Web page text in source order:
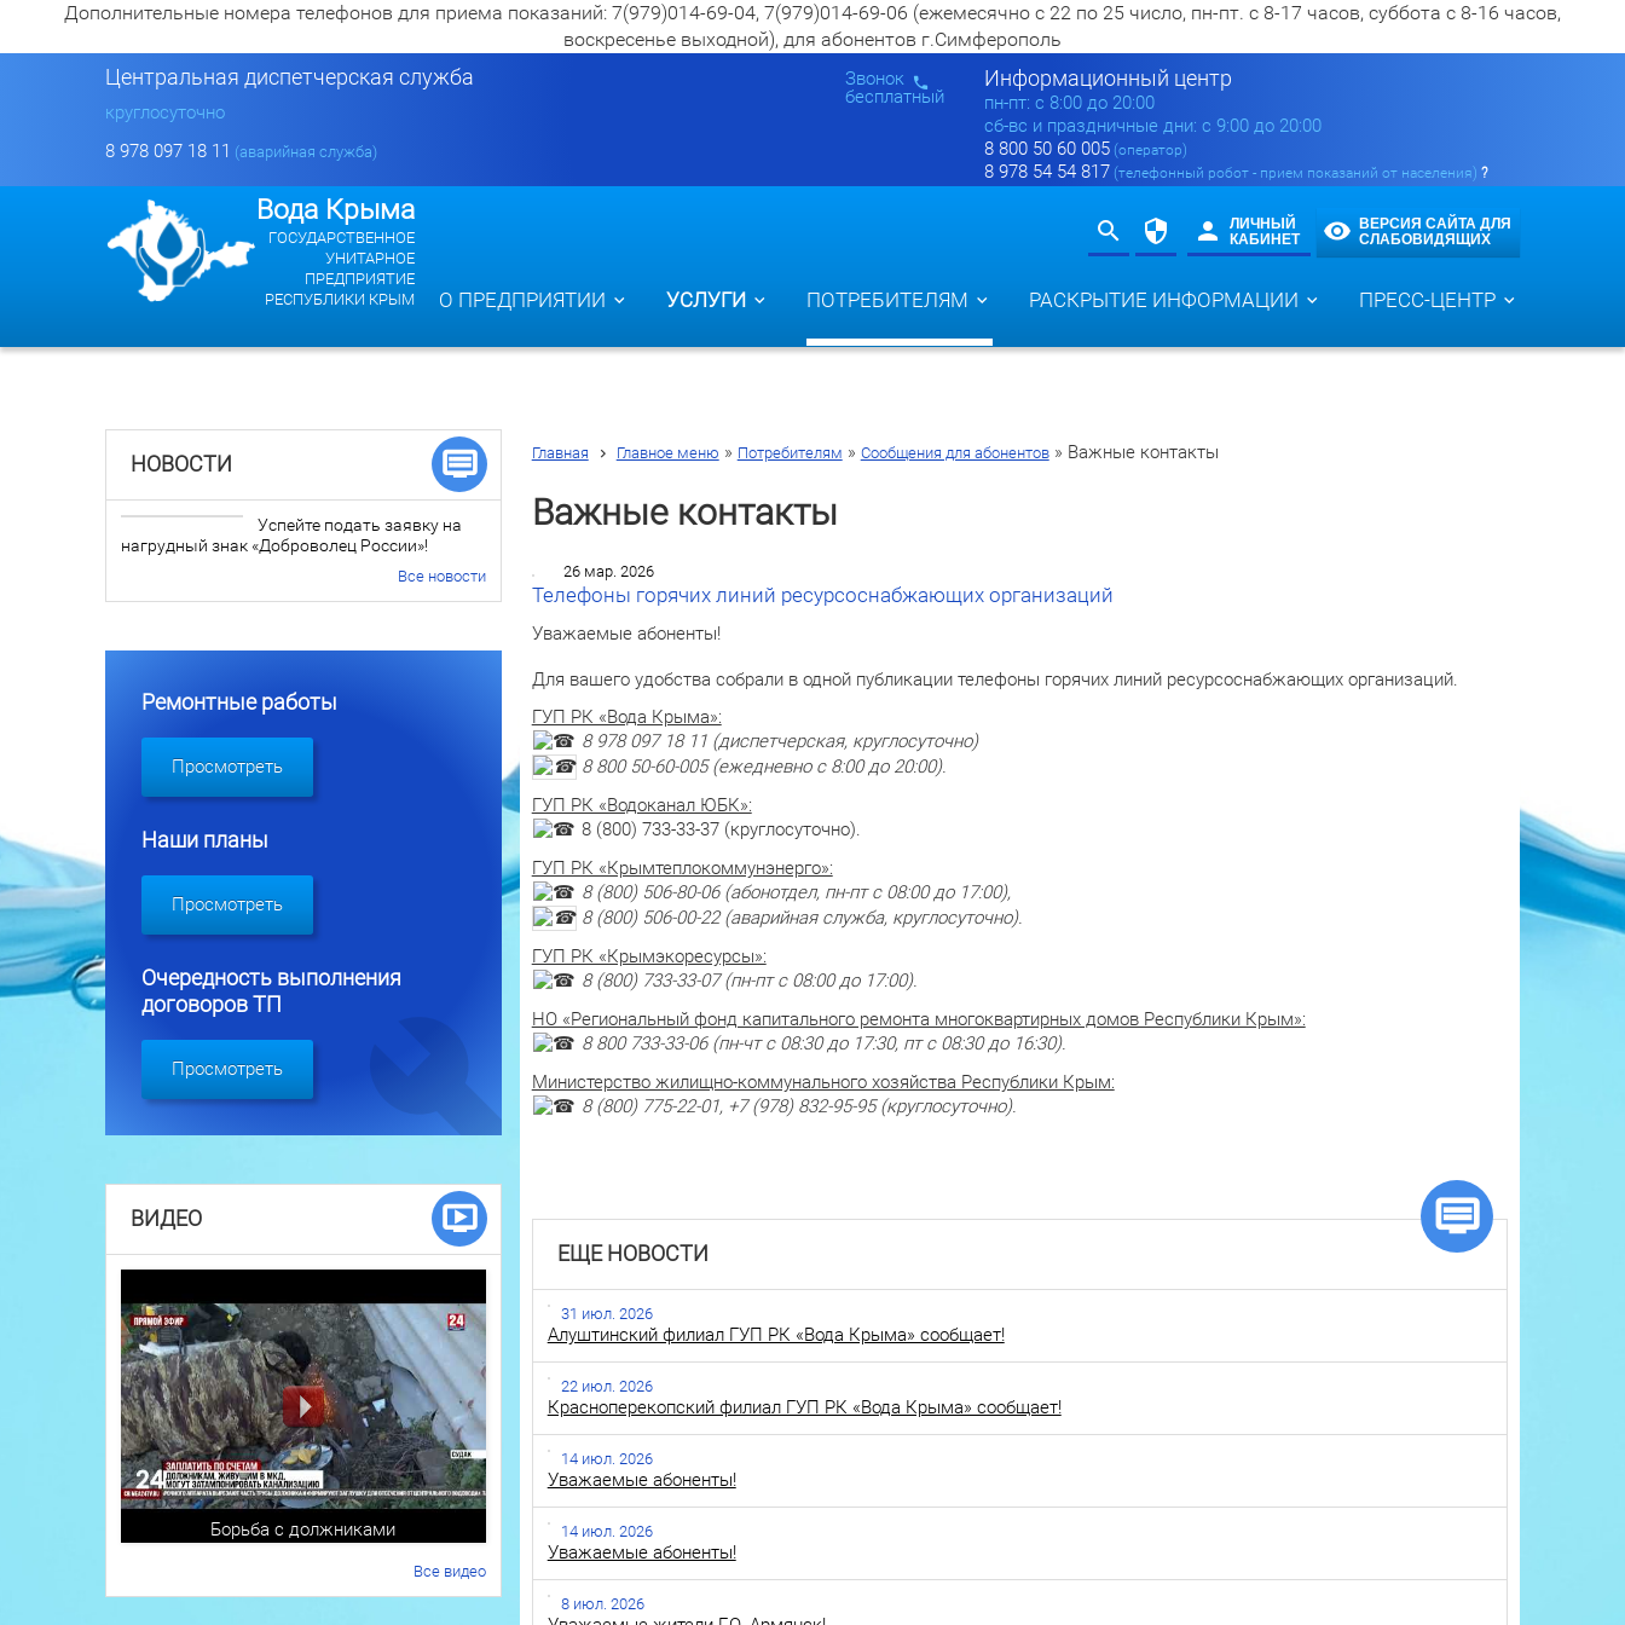
Дополнительные номера телефонов для приема показаний: 7(979)014-69-04, 7(979)014-69-06 (ежемесячно с 22 по 25 число, пн-пт. с 8-17 часов, суббота с 8-16 часов,
воскресенье выходной), для абонентов г.Симферополь
Информационный центр
пн-пт: c 8:00 до 20:00
сб-вс и праздничные дни: с 9:00 до 20:00
8 800 50 60 005 (оператор)
8 978 54 54 817 (телефонный робот - прием показаний от населения) ?
Звонок
бесплатный
Центральная диспетчерская служба
круглосуточно
8 978 097 18 11 (аварийная служба)
Вода Крыма
ГОСУДАРСТВЕННОЕ
УНИТАРНОЕ
ПРЕДПРИЯТИЕ
РЕСПУБЛИКИ КРЫМ
ЛИЧНЫЙ
КАБИНЕТ
ВЕРСИЯ САЙТА ДЛЯ
СЛАБОВИДЯЩИХ
О ПРЕДПРИЯТИИ УСЛУГИ ПОТРЕБИТЕЛЯМ РАСКРЫТИЕ ИНФОРМАЦИИ ПРЕСС-ЦЕНТР
Главная Главное меню » Потребителям » Сообщения для абонентов» Важные контакты
Важные контакты
26 мар. 2026
Телефоны горячих линий ресурсоснабжающих организаций
Уважаемые абоненты!
Для вашего удобства собрали в одной публикации телефоны горячих линий ресурсоснабжающих организаций.
ГУП РК «Вода Крыма»:
8 978 097 18 11 (диспетчерская, круглосуточно)
8 800 50-60-005 (ежедневно с 8:00 до 20:00).
ГУП РК «Водоканал ЮБК»:
8 (800) 733-33-37 (круглосуточно).
ГУП РК «Крымтеплокоммунэнерго»:
8 (800) 506-80-06 (абонотдел, пн-пт с 08:00 до 17:00),
8 (800) 506-00-22 (аварийная служба, круглосуточно).
ГУП РК «Крымэкоресурсы»:
8 (800) 733-33-07 (пн-пт с 08:00 до 17:00).
НО «Региональный фонд капитального ремонта многоквартирных домов Республики Крым»:
8 800 733-33-06 (пн-чт с 08:30 до 17:30, пт с 08:30 до 16:30).
Министерство жилищно-коммунального хозяйства Республики Крым:
8 (800) 775-22-01, +7 (978) 832-95-95 (круглосуточно).
ЕЩЕ НОВОСТИ
31 июл. 2026
Алуштинский филиал ГУП РК «Вода Крыма» сообщает!
22 июл. 2026
Красноперекопский филиал ГУП РК «Вода Крыма» сообщает!
14 июл. 2026
Уважаемые абоненты!
14 июл. 2026
Уважаемые абоненты!
8 июл. 2026
НОВОСТИ
Успейте подать заявку на
нагрудный знак «Доброволец России»!
Все новости
Ремонтные работы
Просмотреть
Наши планы
Просмотреть
Очередность выполнения
договоров ТП
Просмотреть
ВИДЕО
Борьба с должниками
Все видео